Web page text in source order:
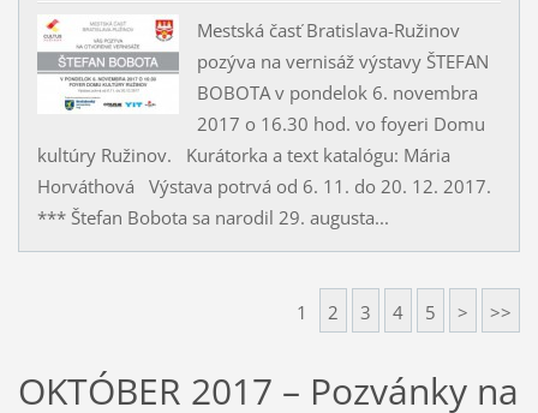
Mestská časť Bratislava-Ružinov
pozýva na vernisáž výstavy ŠTEFAN
BOBOTA v pondelok 6. novembra
2017 o 16.30 hod. vo foyeri Domu
kultúry Ružinov. Kurátorka a text katalógu: Mária
Horváthová Výstava potrvá od 6. 11. do 20. 12. 2017.
*** Štefan Bobota sa narodil 29. augusta...
1 2 3 4 5 > >>
OKTÓBER 2017 – Pozvánky na